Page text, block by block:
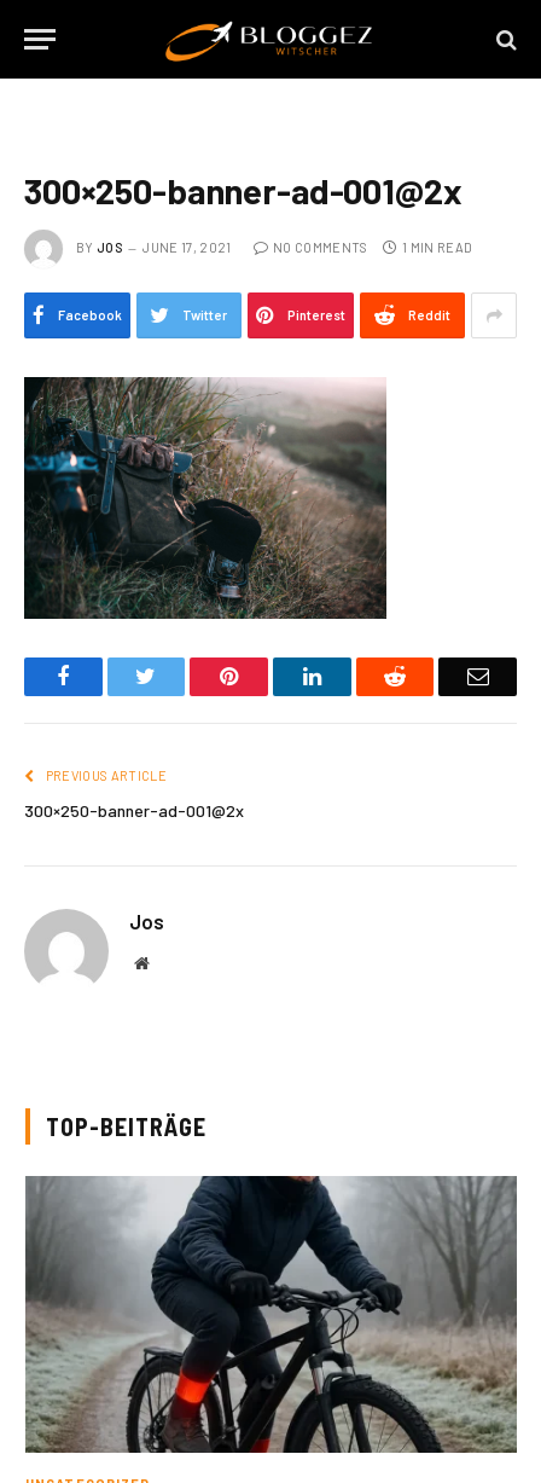
300×250-banner-ad-001@2x
BY JOS JUNE 17, 2021 NO COMMENTS 1 MIN READ
Facebook Twitter Pinterest Reddit
Facebook Pinterest LinkedIn Reddit Email
PREVIOUS ARTICLE
300×250-banner-ad-001@2x
Jos
Website
TOP-BEITRÄGE